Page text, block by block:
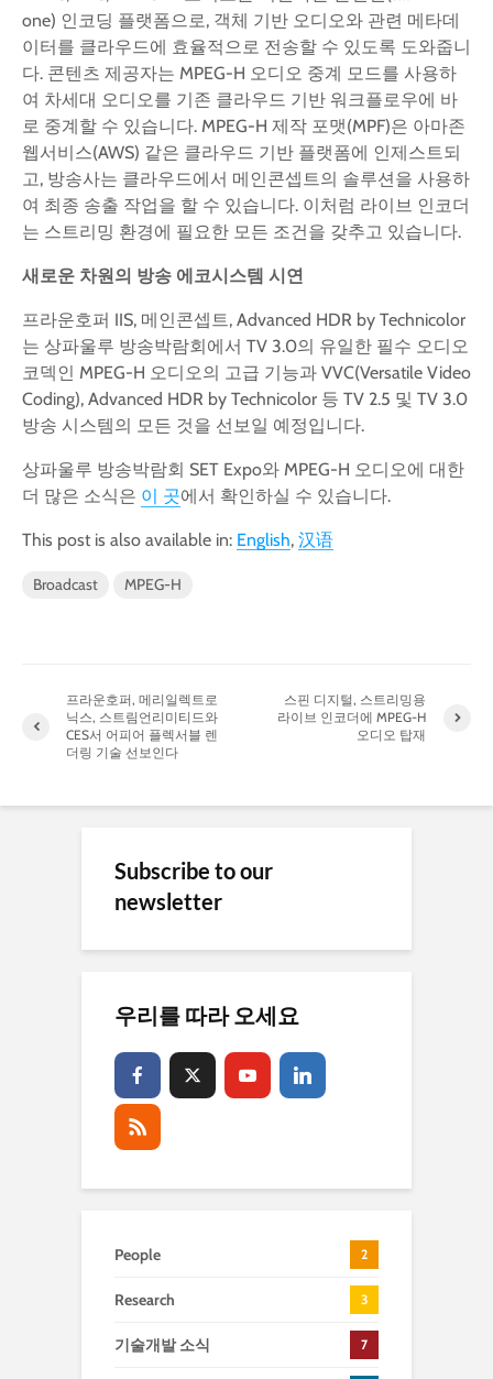
one) 인코딩 플랫폼으로, 객체 기반 오디오와 관련 메타데
이터를 클라우드에 효율적으로 전송할 수 있도록 도와줍니
다. 콘텐츠 제공자는 MPEG-H 오디오 중계 모드를 사용하
여 차세대 오디오를 기존 클라우드 기반 워크플로우에 바
로 중계할 수 있습니다. MPEG-H 제작 포맷(MPF)은 아마존
웹서비스(AWS) 같은 클라우드 기반 플랫폼에 인제스트되
고, 방송사는 클라우드에서 메인콘셉트의 솔루션을 사용하
여 최종 송출 작업을 할 수 있습니다. 이처럼 라이브 인코더
는 스트리밍 환경에 필요한 모든 조건을 갖추고 있습니다.
새로운 차원의 방송 에코시스템 시연
프라운호퍼 IIS, 메인콘셉트, Advanced HDR by Technicolor
는 상파울루 방송박람회에서 TV 3.0의 유일한 필수 오디오
코덱인 MPEG-H 오디오의 고급 기능과 VVC(Versatile Video
Coding), Advanced HDR by Technicolor 등 TV 2.5 및 TV 3.0
방송 시스템의 모든 것을 선보일 예정입니다.
상파울루 방송박람회 SET Expo와 MPEG-H 오디오에 대한
더 많은 소식은 이 곳에서 확인하실 수 있습니다.
This post is also available in: English 汉语
Broadcast MPEG-H
프라운호퍼, 메리일렉트로
닉스, 스트림언리미티드와
CES서 어피어 플렉서블 렌
더링 기술 선보인다
스핀 디지털, 스트리밍용
라이브 인코더에 MPEG-H
오디오 탑재
Subscribe to our
newsletter
우리를 따라 오세요
People 2
Research 3
기술개발 소식 7